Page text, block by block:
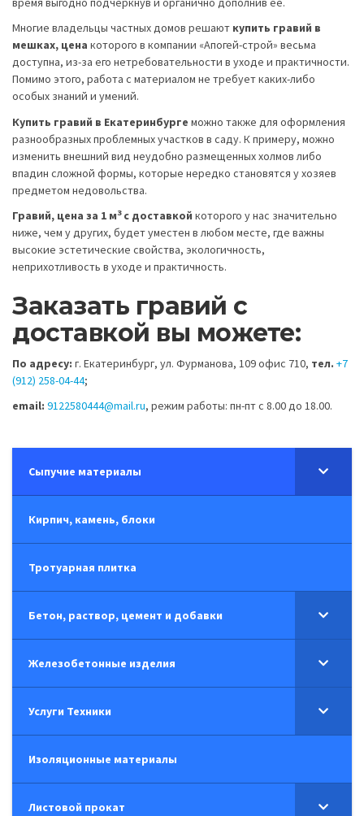
Многие владельцы частных домов решают купить гравий в
мешках, цена которого в компании «Апогей-строй» весьма
доступна, из-за его нетребовательности в уходе и практичности.
Помимо этого, работа с материалом не требует каких-либо
особых знаний и умений.
Купить гравий в Екатеринбурге можно также для оформления
разнообразных проблемных участков в саду. К примеру, можно
изменить внешний вид неудобно размещенных холмов либо
впадин сложной формы, которые нередко становятся у хозяев
предметом недовольства.
Гравий, цена за 1 м3 с доставкой которого у нас значительно
ниже, чем у других, будет уместен в любом месте, где важны
высокие эстетические свойства, экологичность,
неприхотливость в уходе и практичность.
Заказать гравий с
доставкой вы можете:
По адресу: г. Екатеринбург, ул. Фурманова, 109 офис 710, тел. +7
(912) 258-04-44;
email: 9122580444@mail.ru, режим работы: пн-пт с 8.00 до 18.00.
Сыпучие материалы
Кирпич, камень, блоки
Тротуарная плитка
Бетон, раствор, цемент и добавки
Железобетонные изделия
Услуги Техники
Изоляционные материалы
Листовой прокат